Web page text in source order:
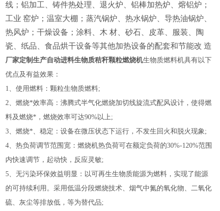
线；铝加工、铸件热处理、退火炉、铝棒加热炉、熔铝炉；
工业 窑炉；温室大棚；蒸汽锅炉、热水锅炉、导热油锅炉、
热风炉；干燥设备；涂料、木 材、砂石、皮革、服装、陶
瓷、纸品、食品烘干设备等其他加热设备的配套和节能改 造
厂家定制生产自动进料生物质秸秆颗粒燃烧机生物质燃料机具有以下
优点及有益效果：
1、使用燃料：颗粒生物质燃料;
2、燃烧*效率高：沸腾式半气化燃烧加切线旋流式配风设计，使得燃
料及燃烧*，燃烧效率可达90%以上;
3、燃烧*、稳定：设备在微压状态下运行，不发生回火和脱火现象;
4、热负荷调节范围宽：燃烧机热负荷可在额定负荷的30%-120%范围
内快速调节，起动快，反应灵敏;
5、无污染环保效益明显：以可再生生物质能源为燃料，实现了能源
的可持续利用。采用低温分段燃烧技术、烟气中氮的氧化物、二氧化
硫、灰尘等排放低，等为替代品;